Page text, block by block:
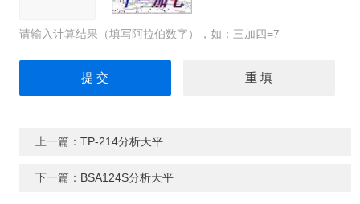
请输入计算结果（填写阿拉伯数字），如：三加四=7
上一篇： TP-214分析天平
下一篇： BSA124S分析天平